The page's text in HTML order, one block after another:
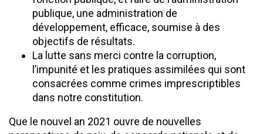
publique, une administration de
développement, efficace, soumise à des
objectifs de résultats.
La lutte sans merci contre la corruption,
l’impunité et les pratiques assimilées qui sont
consacrées comme crimes imprescriptibles
dans notre constitution.
Que le nouvel an 2021 ouvre de nouvelles